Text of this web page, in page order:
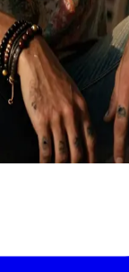
kunstenaar
bohemien-
en
als een potentiële
opwekt en
van kunst.